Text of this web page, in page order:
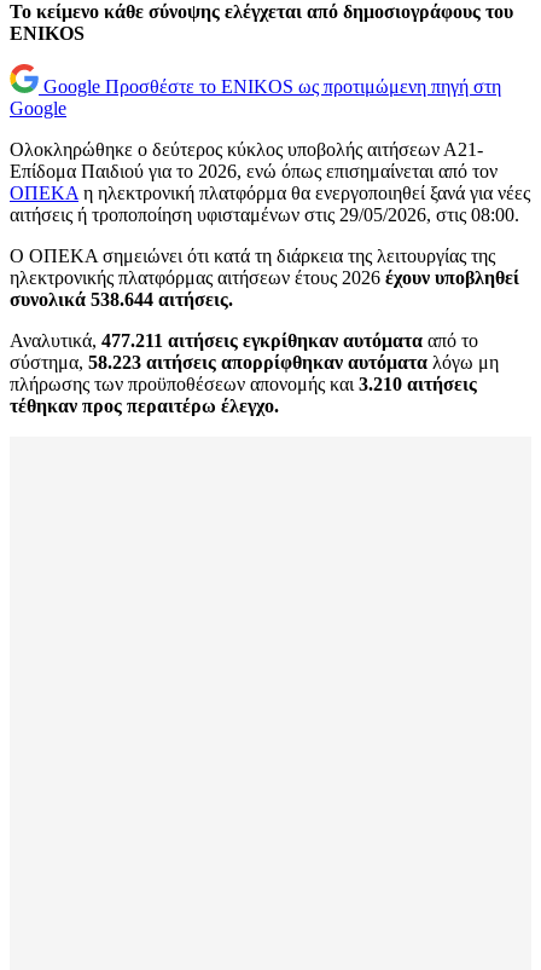
Το κείμενο κάθε σύνοψης ελέγχεται από δημοσιογράφους του
ENIKOS
Google Προσθέστε το ENIKOS ως προτιμώμενη πηγή στη
Google
Ολοκληρώθηκε ο δεύτερος κύκλος υποβολής αιτήσεων Α21-
Επίδομα Παιδιού για το 2026, ενώ όπως επισημαίνεται από τον
ΟΠΕΚΑ η ηλεκτρονική πλατφόρμα θα ενεργοποιηθεί ξανά για νέες
αιτήσεις ή τροποποίηση υφισταμένων στις 29/05/2026, στις 08:00.
Ο ΟΠΕΚΑ σημειώνει ότι κατά τη διάρκεια της λειτουργίας της
ηλεκτρονικής πλατφόρμας αιτήσεων έτους 2026 έχουν υποβληθεί
συνολικά 538.644 αιτήσεις.
Αναλυτικά, 477.211 αιτήσεις εγκρίθηκαν αυτόματα από το
σύστημα, 58.223 αιτήσεις απορρίφθηκαν αυτόματα λόγω μη
πλήρωσης των προϋποθέσεων απονομής και 3.210 αιτήσεις
τέθηκαν προς περαιτέρω έλεγχο.